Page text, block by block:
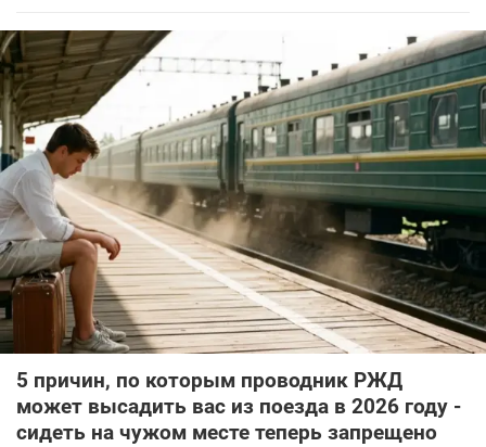
5 причин, по которым проводник РЖД
может высадить вас из поезда в 2026 году -
сидеть на чужом месте теперь запрещено